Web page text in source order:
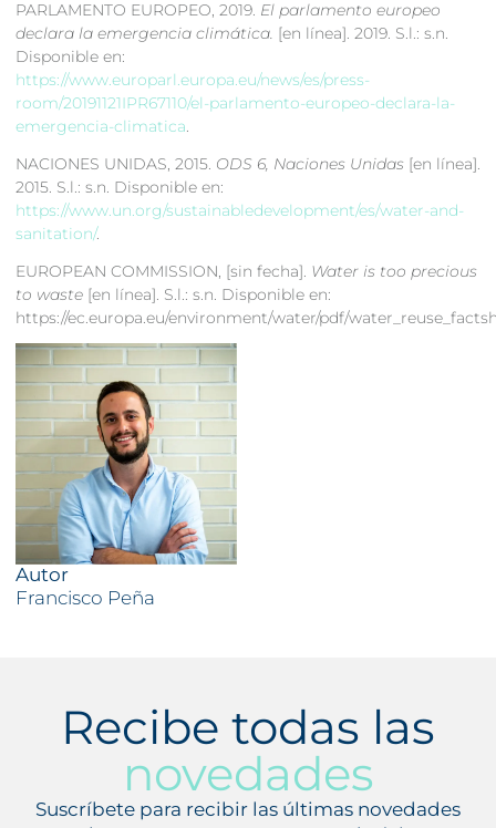
PARLAMENTO EUROPEO, 2019. El parlamento europeo
declara la emergencia climática. [en línea]. 2019. S.l.: s.n.
Disponible en:
https://www.europarl.europa.eu/news/es/press-
room/20191121IPR67110/el-parlamento-europeo-declara-la-
emergencia-climatica.
NACIONES UNIDAS, 2015. ODS 6, Naciones Unidas [en línea].
2015. S.l.: s.n. Disponible en:
https://www.un.org/sustainabledevelopment/es/water-and-
sanitation/.
EUROPEAN COMMISSION, [sin fecha]. Water is too precious
to waste [en línea]. S.l.: s.n. Disponible en:
https://ec.europa.eu/environment/water/pdf/
Autor
Francisco Peña
Recibe todas las
novedades
Suscríbete para recibir las últimas novedades